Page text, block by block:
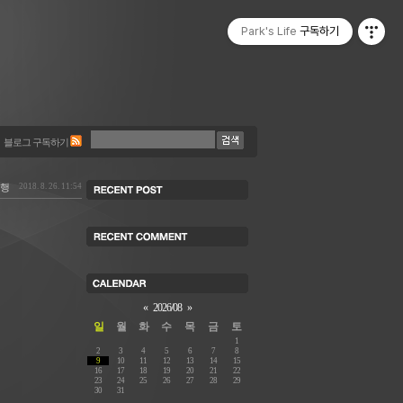
블로그 구독하기
2018. 8. 26. 11:54
« 2026/08 »
일
월 화 수 목 금 토
1
2
3 4 5 6 7
8
9
10 11 12 13 14
15
16
17 18 19 20 21
22
23
24 25 26 27 28
29
30
31
Park's Life 구독하기